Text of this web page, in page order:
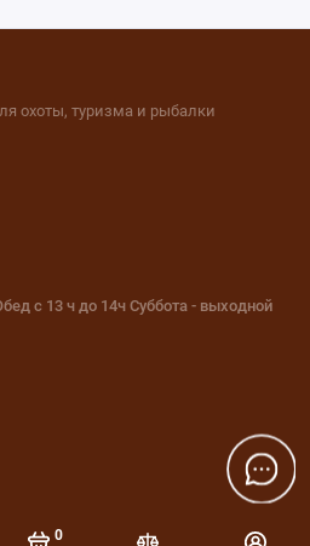
0
охоты, туризма и рыбалки
с 13 ч до 14ч Суббота - выходной